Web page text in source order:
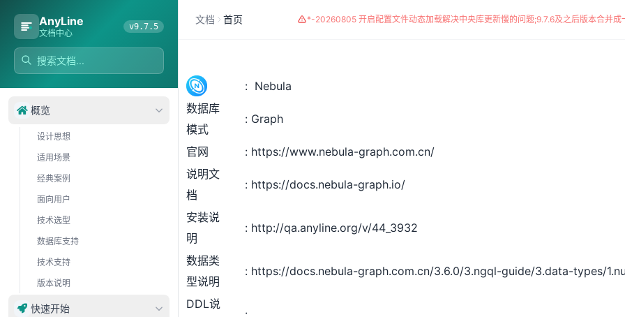
AnyLine
文档中心
v9.7.5
概览
设计思想
适用场景
经典案例
面向用户
技术选型
数据库支持
技术支持
版本说明
快速开始
文档 首页 *-20260805 开启配置文件动态加载解决中央库更新慢的问题;9.7.6及之后版本合并
Nebula
数据库
模式
Graph
官网
https://www.nebula-graph.com.cn/
说明文
档
https://docs.nebula-graph.io/
安装说
明
http://qa.anyline.org/v/44_3932
数据类
型说明
https://docs.nebula-graph.com.cn/3.6.0/3.ngql-guide/3.data-types/
DDL说